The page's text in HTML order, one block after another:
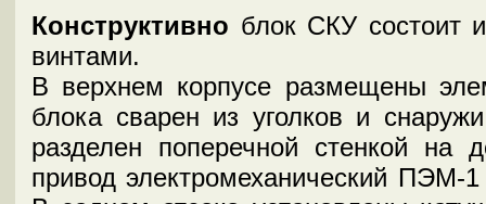
Конструктивно блок СКУ состоит
винтами.
В верхнем корпусе размещены
блока сварен из уголков и
разделен поперечной стенкой
привод электромеханический ПЭМ-